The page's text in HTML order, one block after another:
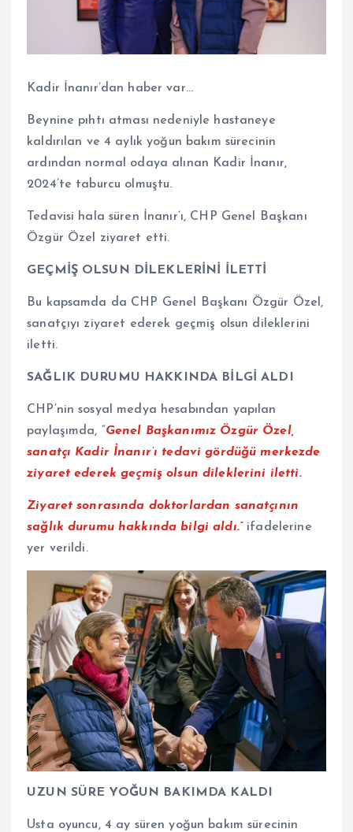
Kadir İnanır’dan haber var…
Beynine pıhtı atması nedeniyle hastaneye
kaldırılan ve 4 aylık yoğun bakım sürecinin
ardından normal odaya alınan Kadir İnanır,
2024’te taburcu olmuştu.
Tedavisi hala süren İnanır’ı, CHP Genel Başkanı
Özgür Özel ziyaret etti.
GEÇMİŞ OLSUN DİLEKLERİNİ İLETTİ
Bu kapsamda da CHP Genel Başkanı Özgür Özel,
sanatçıyı ziyaret ederek geçmiş olsun dileklerini
iletti.
SAĞLIK DURUMU HAKKINDA BİLGİ ALDI
CHP’nin sosyal medya hesabından yapılan
paylaşımda, “Genel Başkanımız Özgür Özel,
sanatçı Kadir İnanır’ı tedavi gördüğü merkezde
ziyaret ederek geçmiş olsun dileklerini iletti.
Ziyaret sonrasında doktorlardan sanatçının
sağlık durumu hakkında bilgi aldı.”ifadelerine
yer verildi.
UZUN SÜRE YOĞUN BAKIMDA KALDI
Usta oyuncu, 4 ay süren yoğun bakım sürecinin